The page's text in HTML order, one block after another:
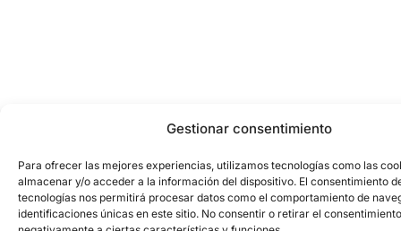
Gestionar consentimiento
Para ofrecer las mejores experiencias, utilizamos tecnologías como las
almacenar y/o acceder a la información del dispositivo. El consentimiento
tecnologías nos permitirá procesar datos como el comportamiento de
identificaciones únicas en este sitio. No consentir o retirar el